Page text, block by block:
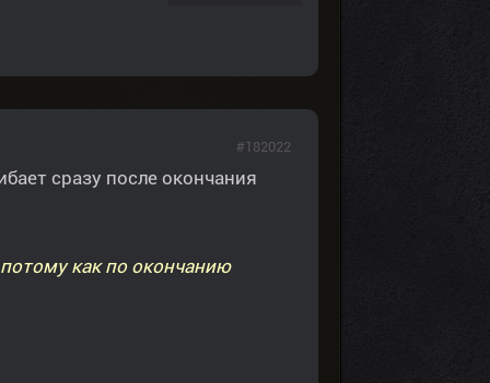
сразу после окончания
как по окончанию
#182022